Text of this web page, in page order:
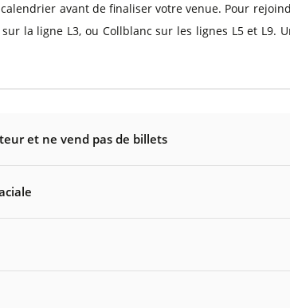
avant de finaliser votre venue. Pour
la ligne L3, ou Collblanc sur les lignes L5 et
et ne vend pas de billets